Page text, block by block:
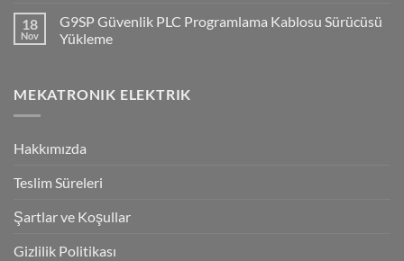
NPN/PNP
Giriş
Bağlantılar
on
Flying
Trigger
Inspection
With
18
Nov
G9SP Güvenlik PLC Programlama Kablosu Sürücüsü
Yükleme
G9SP
Güvenlik
Sürücüsü
MEKATRONIK ELEKTRIK
Hakkımızda
Teslim Süreleri
Şartlar ve Koşullar
Gizlilik Politikası